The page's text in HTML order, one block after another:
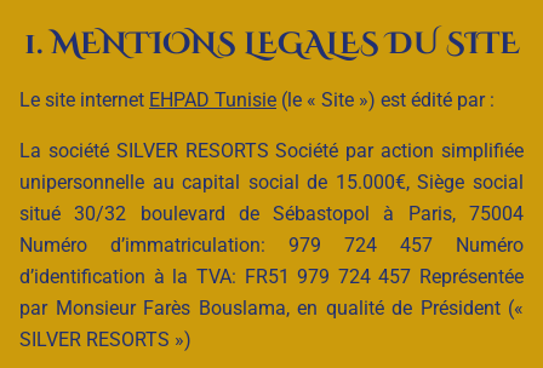
1. MENTIONS LEGALES DU SITE
Le site internet EHPAD Tunisie (le « Site ») est édité par :
La société SILVER RESORTS Société par action simplifiée
unipersonnelle au capital social de 15.000€, Siège social
situé 30/32 boulevard de Sébastopol à Paris, 75004
Numéro d’immatriculation: 979 724 457 Numéro
d’identification à la TVA: FR51 979 724 457 Représentée
par Monsieur Farès Bouslama, en qualité de Président («
SILVER RESORTS »)